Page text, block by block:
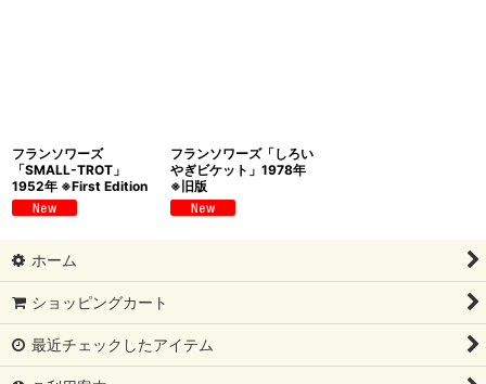
フランソワーズ
「SMALL-TROT」
1952年 ※First Edition
フランソワーズ「しろい
やぎビケット」1978年
※旧版
ホーム
ショッピングカート
最近チェックしたアイテム